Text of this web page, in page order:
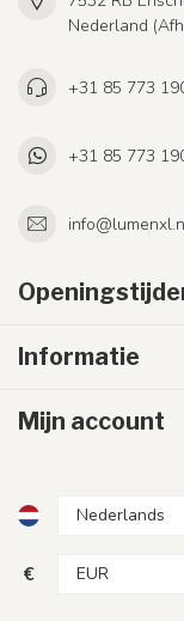
Nederland
+31 85 773
+31 85 773
Informatie
Mijn account
€